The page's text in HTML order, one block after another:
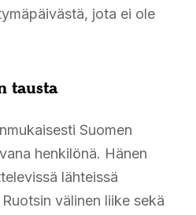
jota ei ole
tausta
Suomen
henkilönä. Hänen
lähteissä
välinen liike sekä